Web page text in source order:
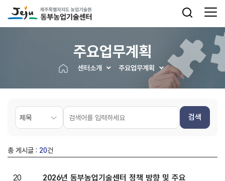
주요업무계획
센터소개 주요업무계획
검색
총 게시글 : 20건
20
2026년 동부농업기술센터 정책 방향 및 주요